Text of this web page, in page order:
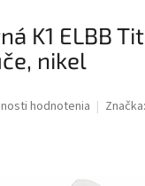
K1 ELBB
nikel
hodnotenia Značka: